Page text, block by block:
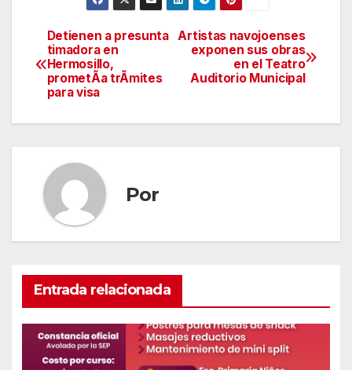
Navegación
de
entradas
Artistas navojoenses
exponen sus obras
en el Teatro
Auditorio Municipal
Detienen a presunta
timadora en
Hermosillo,
prometÃa trÃmites
para visa
Por
Entrada relacionada